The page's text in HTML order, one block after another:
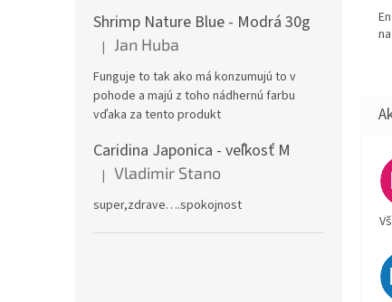
Shrimp Nature Blue - Modrá 30g
Hodnotenie produktu je 5 z 5 hviezdičiek.
| Jan Huba
Funguje to tak ako má konzumujú to v
pohode a majú z toho nádhernú farbu
vďaka za tento produkt
Caridina Japonica - veľkosť M
Hodnotenie produktu je 5 z 5 hviezdičiek.
| Vladimir Stano
super,zdrave….spokojnost